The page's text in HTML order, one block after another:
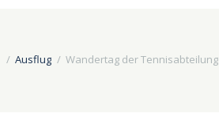
Ausflug Wandertag der Tennisabteilung